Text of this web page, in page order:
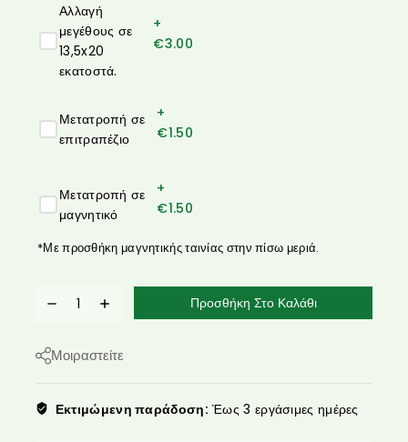
Αλλαγή
μεγέθους σε
13,5x20
εκατοστά.
+
€3.00
Μετατροπή σε
επιτραπέζιο
+
€1.50
Μετατροπή σε
μαγνητικό
+
€1.50
*Με προσθήκη μαγνητικής ταινίας στην πίσω μεριά.
Προσθήκη Στο Καλάθι
Μοιραστείτε
Εκτιμώμενη παράδοση: Έως 3 εργάσιμες ημέρες